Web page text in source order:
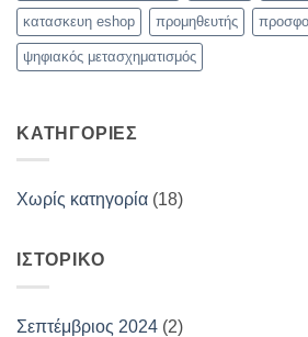
κατασκευη eshop προμηθευτής
ψηφιακός μετασχηματισμός
KΑΤΗΓΟΡΊΕΣ
Χωρίς κατηγορία (18)
ΙΣΤΟΡΙΚΌ
Σεπτέμβριος 2024 (2)